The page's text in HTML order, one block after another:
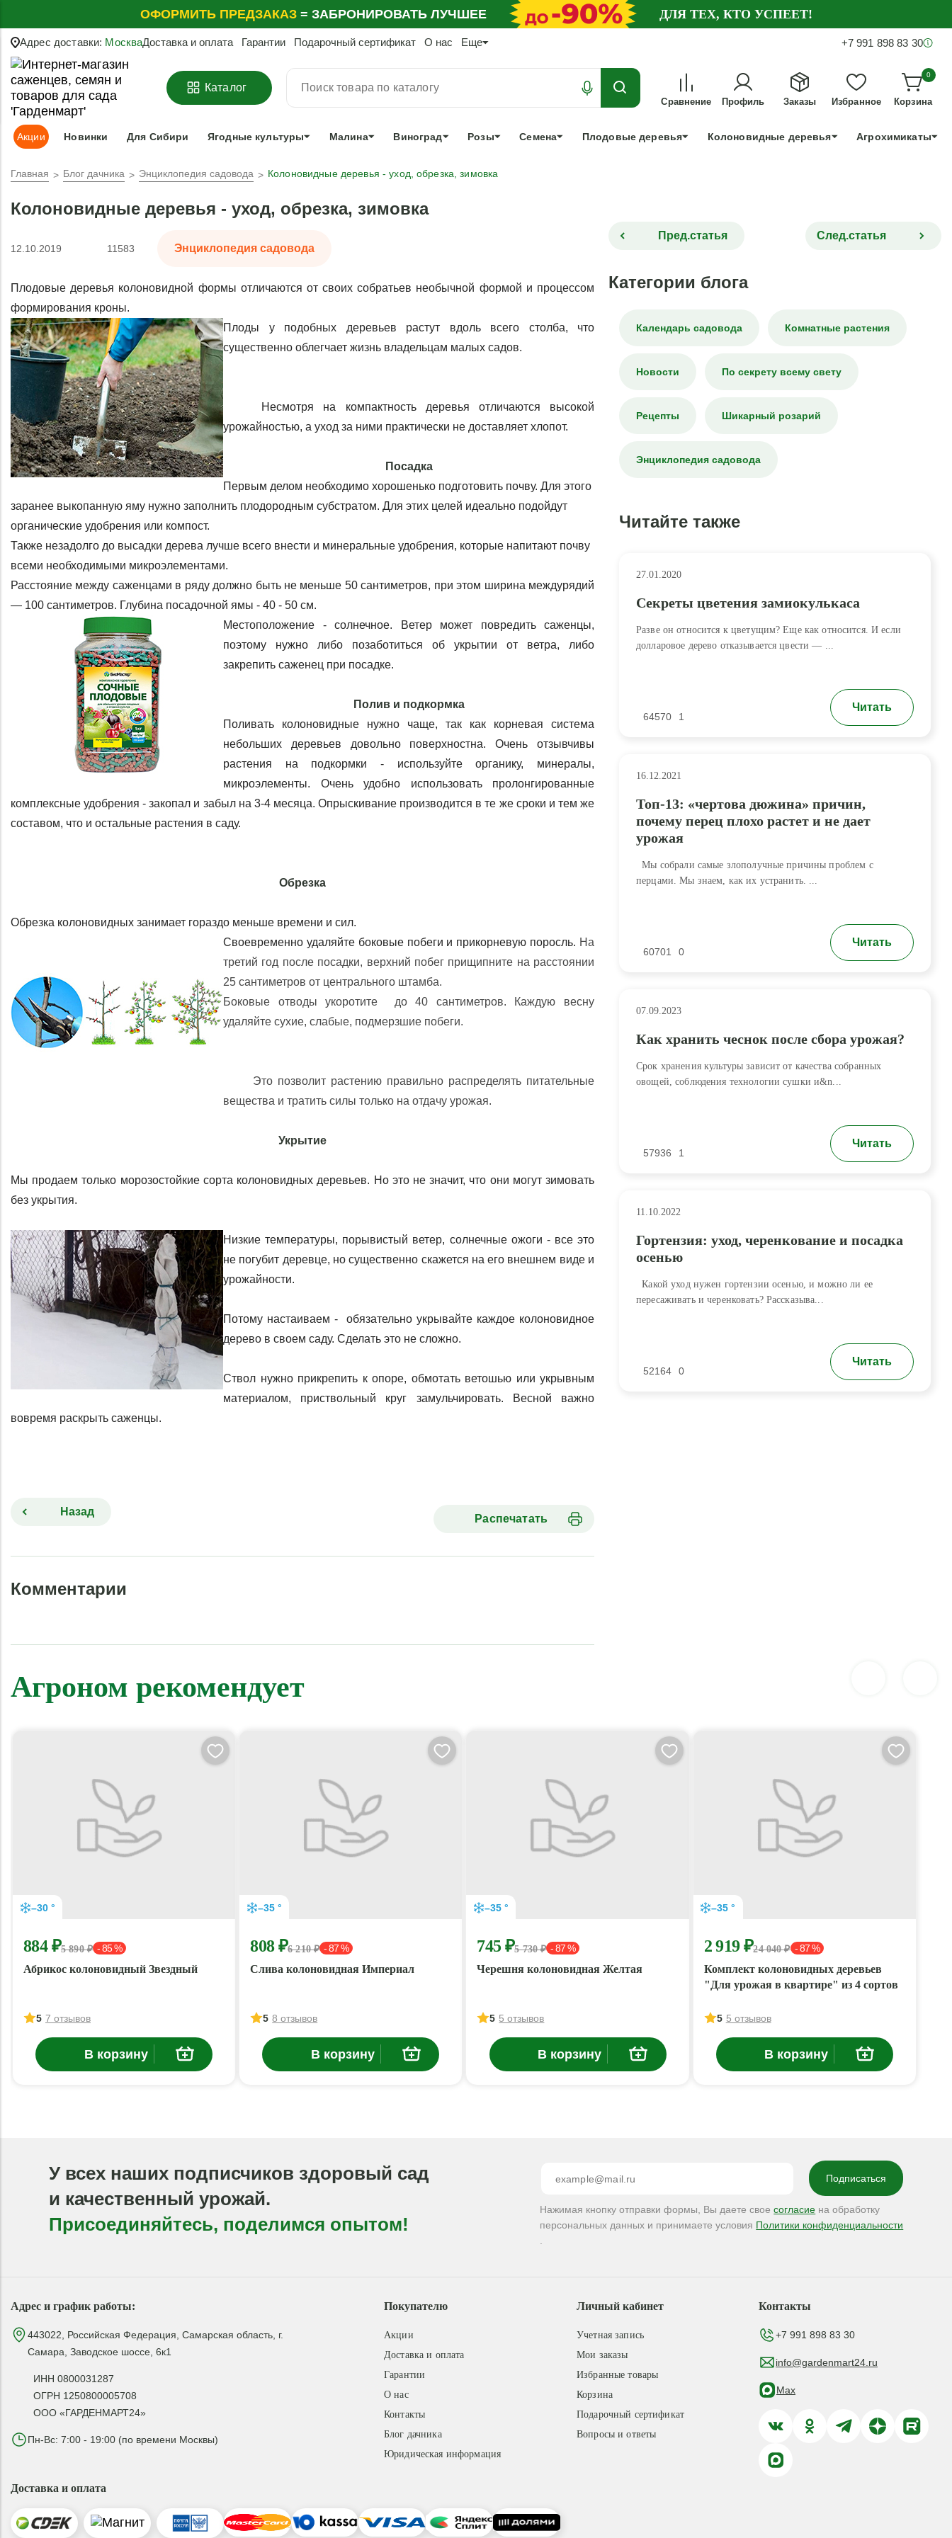
ОФОРМИТЬ ПРЕДЗАКАЗ = ЗАБРОНИРОВАТЬ ЛУЧШЕЕ ДЛЯ ТЕХ, КТО УСПЕЕТ!
Адрес доставки: МоскваДоставка и оплата Гарантии Подарочный сертификат О нас Еще +7 991 898 83 30
Каталог
Сравнение Профиль Заказы Избранное
0
Корзина
Акции Новинки Для Сибири Ягодные культуры Малина Виноград Розы Семена Плодовые деревья Колоновидные деревья Агрохимикаты
Главная Блог дачника Энциклопедия садовода Колоновидные деревья - уход, обрезка, зимовка
Колоновидные деревья - уход, обрезка, зимовка
12.10.2019 11583 Энциклопедия садовода
Плодовые деревья колоновидной формы отличаются от своих собратьев необычной формой и процессом
формирования кроны.
Плоды у подобных деревьев растут вдоль всего столба, что
существенно облегчает жизнь владельцам малых садов.
урожайностью, а уход за ними практически не доставляет хлопот.
Посадка
Первым делом необходимо хорошенько подготовить почву. Для этого
заранее выкопанную яму нужно заполнить плодородным субстратом. Для этих целей идеально подойдут
органические удобрения или компост.
Также незадолго до высадки дерева лучше всего внести и минеральные удобрения, которые напитают почву
всеми необходимыми микроэлементами.
Расстояние между саженцами в ряду должно быть не меньше 50 сантиметров, при этом ширина междурядий
― 100 сантиметров. Глубина посадочной ямы - 40 - 50 см.
Местоположение - солнечное. Ветер может повредить саженцы,
поэтому нужно либо позаботиться об укрытии от ветра, либо
закрепить саженец при посадке.
Полив и подкормка
Поливать колоновидные нужно чаще, так как корневая система
небольших деревьев довольно поверхностна. Очень отзывчивы
растения на подкормки - используйте органику, минералы,
микроэлементы. Очень удобно использовать пролонгированные
комплексные удобрения - закопал и забыл на 3-4 месяца. Опрыскивание производится в те же сроки и тем же
составом, что и остальные растения в саду.
Обрезка
Обрезка колоновидных занимает гораздо меньше времени и сил.
Своевременно удаляйте боковые побеги и прикорневую поросль. На
третий год после посадки, верхний побег прищипните на расстоянии
25 сантиметров от центрального штамба.
Боковые отводы укоротите  до 40 сантиметров. Каждую весну
удаляйте сухие, слабые, подмерзшие побеги.
вещества и тратить силы только на отдачу урожая.
Укрытие
Мы продаем только морозостойкие сорта колоновидных деревьев. Но это не значит, что они могут зимовать
без укрытия.
Низкие температуры, порывистый ветер, солнечные ожоги - все это
не погубит деревце, но существенно скажется на его внешнем виде и
урожайности.
Потому настаиваем -  обязательно укрывайте каждое колоновидное
дерево в своем саду. Сделать это не сложно.
Ствол нужно прикрепить к опоре, обмотать ветошью или укрывным
материалом, приствольный круг замульчировать. Весной важно
вовремя раскрыть саженцы.
Распечатать
Назад
Комментарии
Пред.статья След.статья
Категории блога
Календарь садовода Комнатные растения
Новости По секрету всему свету
Рецепты Шикарный розарий
Энциклопедия садовода
Читайте также
27.01.2020
Секреты цветения замиокулькаса
Разве он относится к цветущим? Еще как относится. И если
долларовое дерево отказывается цвести — ...
64570 1
Читать
16.12.2021
Топ-13: «чертова дюжина» причин,
почему перец плохо растет и не дает
урожая
Мы собрали самые злополучные причины проблем с
перцами. Мы знаем, как их устранить. ...
60701 0
Читать
07.09.2023
Как хранить чеснок после сбора урожая?
Срок хранения культуры зависит от качества собранных
овощей, соблюдения технологии сушки и&n...
57936 1
Читать
11.10.2022
Гортензия: уход, черенкование и посадка
осенью
Какой уход нужен гортензии осенью, и можно ли ее
пересаживать и черенковать? Рассказыва...
52164 0
Читать
Агроном рекомендует
–30 °
884 ₽5 890 ₽ - 85 %
Абрикос колоновидный Звездный
5 7 отзывов
В корзину
–35 °
808 ₽6 210 ₽ - 87 %
Слива колоновидная Империал
5 8 отзывов
В корзину
–35 °
745 ₽5 730 ₽ - 87 %
Черешня колоновидная Желтая
5 5 отзывов
В корзину
–35 °
2 919 ₽24 040 ₽ - 87 %
Комплект колоновидных деревьев
"Для урожая в квартире" из 4 сортов
5 5 отзывов
В корзину
У всех наших подписчиков здоровый сад
и качественный урожай.
Присоединяйтесь, поделимся опытом!
Нажимая кнопку отправки формы, Вы даете своесогласие на обработку
персональных данных и принимаете условия Политики конфиденциальности
Адрес и график работы:
443022, Российская Федерация, Самарская область, г.
Самара, Заводское шоссе, 6к1
ИНН 0800031287
ОГРН 1250800005708
ООО «ГАРДЕНМАРТ24»
Пн-Вс: 7:00 - 19:00 (по времени Москвы)
Покупателю
Акции
Доставка и оплата
Гарантии
О нас
Контакты
Блог дачника
Юридическая информация
Личный кабинет
Учетная запись
Мои заказы
Избранные товары
Корзина
Подарочный сертификат
Вопросы и ответы
Контакты
+7 991 898 83 30
info@gardenmart24.ru
Max
Доставка и оплата